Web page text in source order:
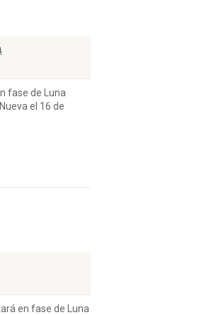
fase de Luna
el 16 de
en fase de Luna